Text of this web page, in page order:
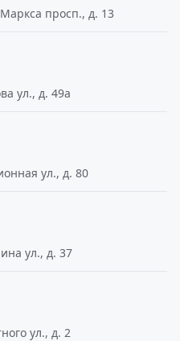
просп., д. 13
ул., д. 49а
ул., д. 80
ул., д. 37
ул., д. 2